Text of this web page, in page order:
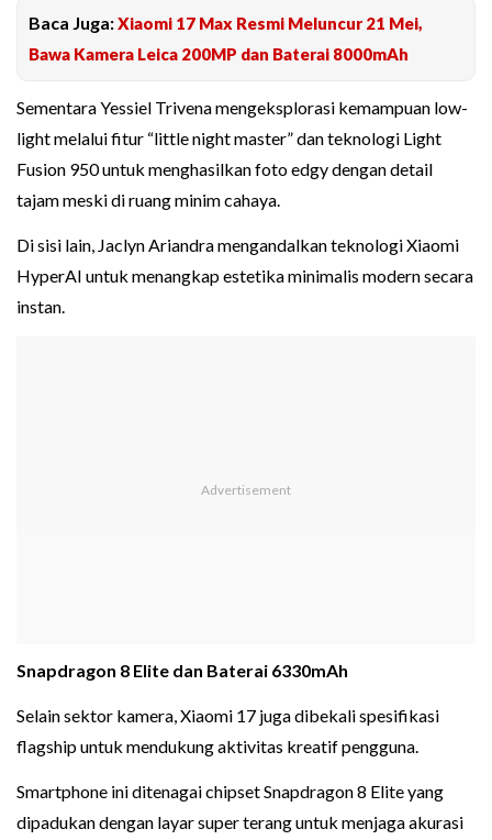
Baca Juga:Xiaomi 17 Max Resmi Meluncur 21 Mei,
Bawa Kamera Leica 200MP dan Baterai 8000mAh
Sementara Yessiel Trivena mengeksplorasi kemampuan low-
light melalui fitur “little night master” dan teknologi Light
Fusion 950 untuk menghasilkan foto edgy dengan detail
tajam meski di ruang minim cahaya.
Di sisi lain, Jaclyn Ariandra mengandalkan teknologi Xiaomi
HyperAI untuk menangkap estetika minimalis modern secara
instan.
Snapdragon 8 Elite dan Baterai 6330mAh
Selain sektor kamera, Xiaomi 17 juga dibekali spesifikasi
flagship untuk mendukung aktivitas kreatif pengguna.
Smartphone ini ditenagai chipset Snapdragon 8 Elite yang
dipadukan dengan layar super terang untuk menjaga akurasi